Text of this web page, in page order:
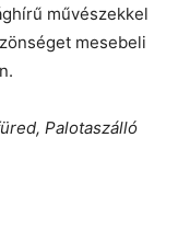
művészekkel
mesebeli
Palotaszálló